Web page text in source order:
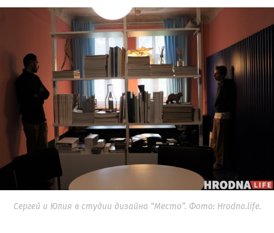
Сергей и Юлия в студии дизайна “Место”. Фото: Hrodna.life.